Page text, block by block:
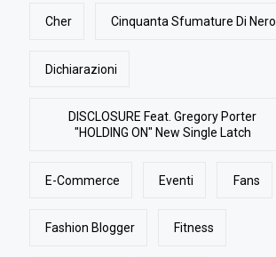
Cher Cinquanta Sfumature Di Nero
Dichiarazioni
DISCLOSURE Feat. Gregory Porter
"HOLDING ON" New Single Latch
E-Commerce Eventi Fans
Fashion Blogger Fitness